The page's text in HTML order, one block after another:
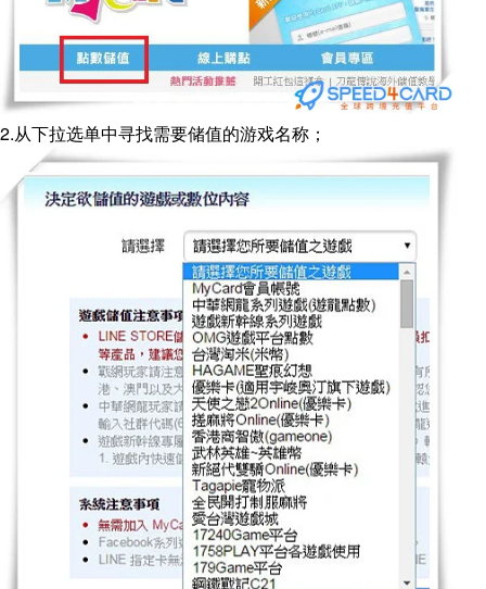
2.从下拉选单中寻找需要储值的游戏名称；